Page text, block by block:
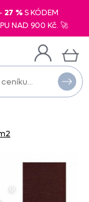
27 %S KÓDEM
NAD 900 Kč. 🚀